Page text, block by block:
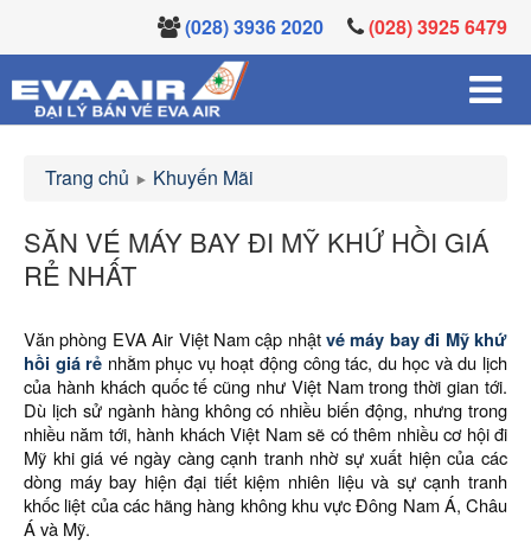
(028) 3936 2020 (028) 3925 6479
Trang chủ Khuyến Mãi
SĂN VÉ MÁY BAY ĐI MỸ KHỨ HỒI GIÁ
RẺ NHẤT
Văn phòng EVA Air Việt Nam cập nhậtvé máy bay đi Mỹ khứ
hồi giá rẻ nhằm phục vụ hoạt động công tác, du học và du lịch
của hành khách quốc tế cũng như Việt Nam trong thời gian tới.
Dù lịch sử ngành hàng không có nhiều biến động, nhưng trong
nhiều năm tới, hành khách Việt Nam sẽ có thêm nhiều cơ hội đi
Mỹ khi giá vé ngày càng cạnh tranh nhờ sự xuất hiện của các
dòng máy bay hiện đại tiết kiệm nhiên liệu và sự cạnh tranh
khốc liệt của các hãng hàng không khu vực Đông Nam Á, Châu
Á và Mỹ.